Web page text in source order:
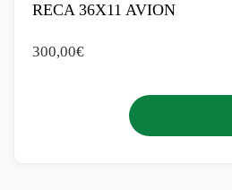
RECA 36X11 AVION
300,00€